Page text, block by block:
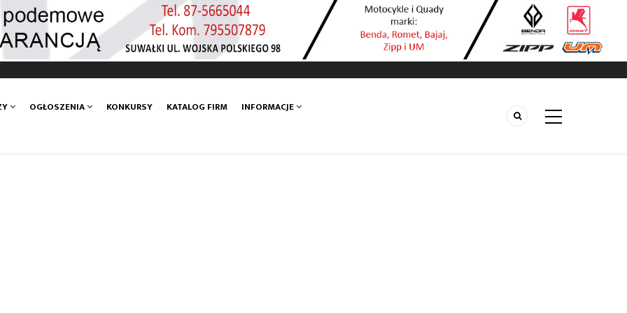
OGŁOSZENIA KONKURSY KATALOG FIRM INFORMACJE